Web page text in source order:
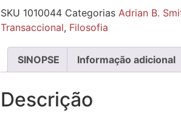
SKU 1010044 Categorias Adrian B.
Transaccional, Filosofia
SINOPSE Informação adicional
Descrição